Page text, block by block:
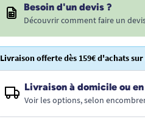
Besoin d'un devis ?
Découvrir comment faire un
Livraison offerte dès 159€ d'achats
Livraison à domicile ou
Voir les options, selon